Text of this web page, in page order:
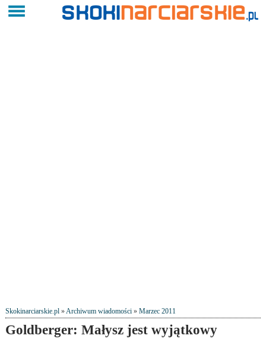
Skokinarciarskie.pl»Archiwum wiadomości» Marzec 2011
Goldberger: Małysz jest wyjątkowy